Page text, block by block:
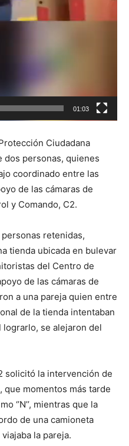
01:03
Ciudadana
dos personas, quienes
coordinado entre las
de las cámaras de
y Comando, C2.
retenidas,
tienda ubicada en bulevar
del Centro de
de las cámaras de
a una pareja quien entre
de la tienda intentaban
se alejaron del
solicitó la intervención de
que momentos más tarde
‘’N’’, mientras que la
de una camioneta
la pareja.